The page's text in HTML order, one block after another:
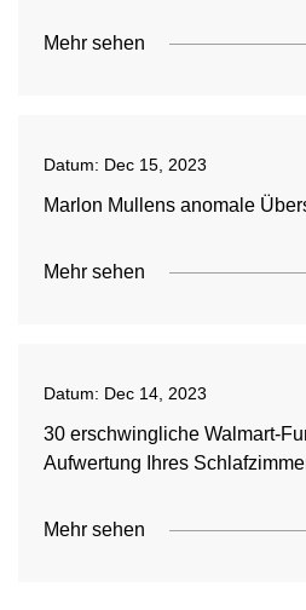
Mehr sehen
Datum: Dec 15, 2023
Marlon Mullens anomale
Mehr sehen
Datum: Dec 14, 2023
30 erschwingliche Walmart-
Aufwertung Ihres
Mehr sehen